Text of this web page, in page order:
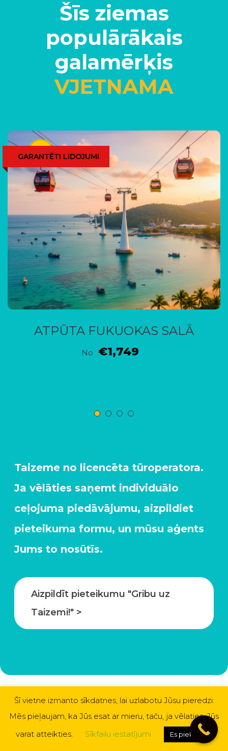
Šīs ziemas
populārākais
galamērķis
VJETNAMA
GARANTĒTI LIDOJUMI
ATPŪTA FUKUOKAS SALĀ
No €1,749
Taizeme no licencēta tūroperatora.
Ja vēlāties saņemt individuālo
ceļojuma piedāvājumu, aizpildiet
pieteikuma formu, un mūsu aģents
Jums to nosūtīs.
Aizpildīt pieteikumu "Gribu uz
Taizemi!" >
Šī vietne izmanto sīkdatnes, lai uzlabotu Jūsu pieredzi.
Mēs pieļaujam, ka Jūs esat ar mieru, taču, ja vēlaties, Jūs
varat atteikties.
Sīkfailu iestatījumi Es piekrītu